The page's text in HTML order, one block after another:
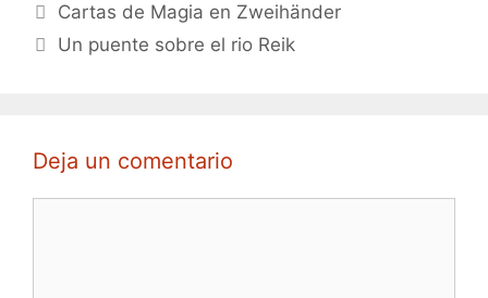
Cartas de Magia en Zweihänder
Un puente sobre el rio Reik
Deja un comentario